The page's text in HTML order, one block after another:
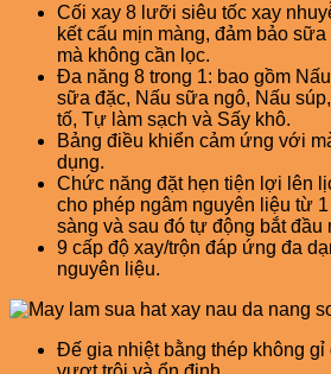
Cối xay 8 lưỡi siêu tốc xay
kết cấu mịn màng, đảm bảo
mà không cần lọc.
Đa năng 8 trong 1: bao gồm
sữa đặc, Nấu sữa ngô, Nấu
tố, Tự làm sạch và Sấy khô.
Bảng điều khiển cảm ứng với
dụng.
Chức năng đặt hẹn tiện lợi lên
cho phép ngâm nguyên liệu từ
sàng và sau đó tự động bắt đầu
9 cấp độ xay/trộn đáp ứng đa
nguyên liệu.
Đế gia nhiệt bằng thép không